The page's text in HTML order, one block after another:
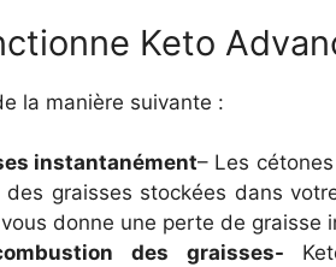
Keto
la manière suivante :
instantanément– Les
graisses stockées dans
donne une perte de graisse
des graisses-